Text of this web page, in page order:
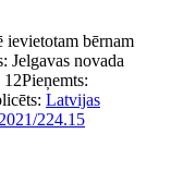
ievietotam bērnam
Jelgavas novada
12Pieņemts:
Latvijas
2021/224.15